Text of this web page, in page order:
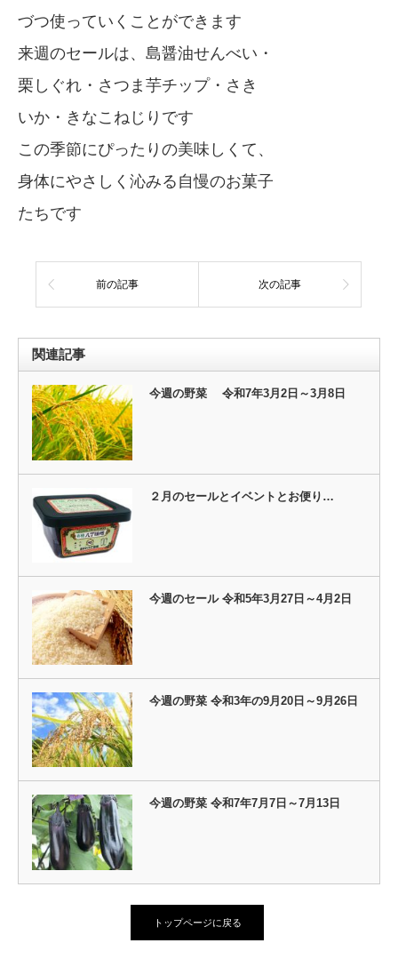
づつ使っていくことができます
来週のセールは、島醤油せんべい・
栗しぐれ・さつま芋チップ・さき
いか・きなこねじりです
この季節にぴったりの美味しくて、
身体にやさしく沁みる自慢のお菓子
たちです
前の記事 次の記事
関連記事
今週の野菜 令和7年3月2日～3月8日
２月のセールとイベントとお便り …
今週のセール 令和5年3月27日～4月2日
今週の野菜 令和3年の9月20日～9月26日
今週の野菜 令和7年7月7日～7月13日
トップページに戻る